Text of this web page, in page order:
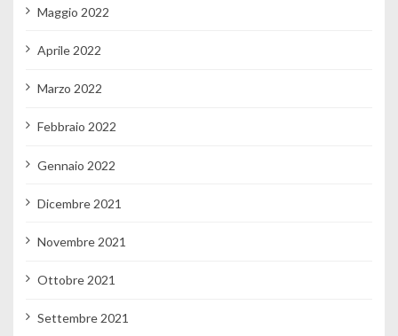
Maggio 2022
Aprile 2022
Marzo 2022
Febbraio 2022
Gennaio 2022
Dicembre 2021
Novembre 2021
Ottobre 2021
Settembre 2021